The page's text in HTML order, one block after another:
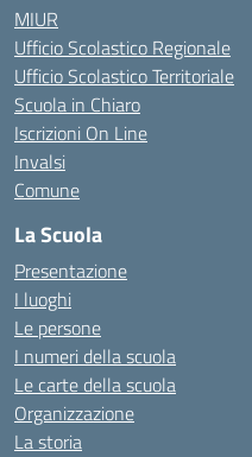
MIUR
Ufficio Scolastico Regionale
Ufficio Scolastico Territoriale
Scuola in Chiaro
Iscrizioni On Line
Invalsi
Comune
La Scuola
Presentazione
I luoghi
Le persone
I numeri della scuola
Le carte della scuola
Organizzazione
La storia